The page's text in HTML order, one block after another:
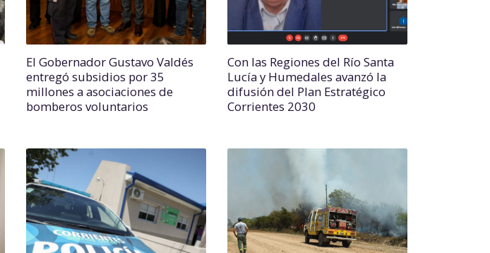
El Gobernador Gustavo Valdés
entregó subsidios por 35
millones a asociaciones de
bomberos voluntarios
Con las Regiones del Río Santa
Lucía y Humedales avanzó la
difusión del Plan Estratégico
Corrientes 2030